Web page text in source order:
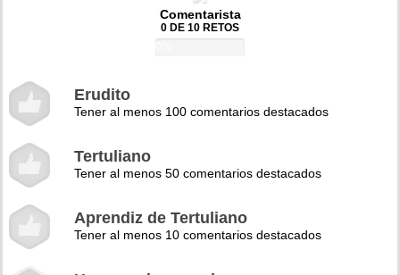
Comentarista
0 DE 10 RETOS
Erudito
Tener al menos 100 comentarios destacados
Tertuliano
Tener al menos 50 comentarios destacados
Aprendiz de Tertuliano
Tener al menos 10 comentarios destacados